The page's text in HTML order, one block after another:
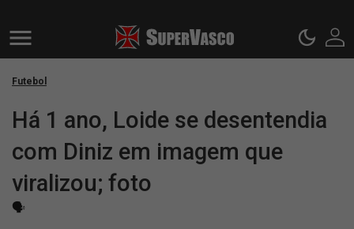
Futebol
Há 1 ano, Loide se desentendia
com Diniz em imagem que
viralizou; foto
🗣️